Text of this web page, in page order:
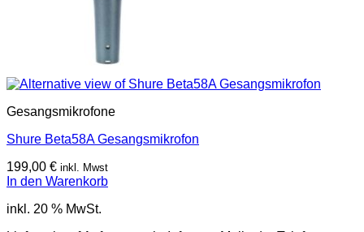
Gesangsmikrofone
Shure Beta58A Gesangsmikrofon
199,00 € inkl. Mwst
In den Warenkorb
inkl. 20 % MwSt.